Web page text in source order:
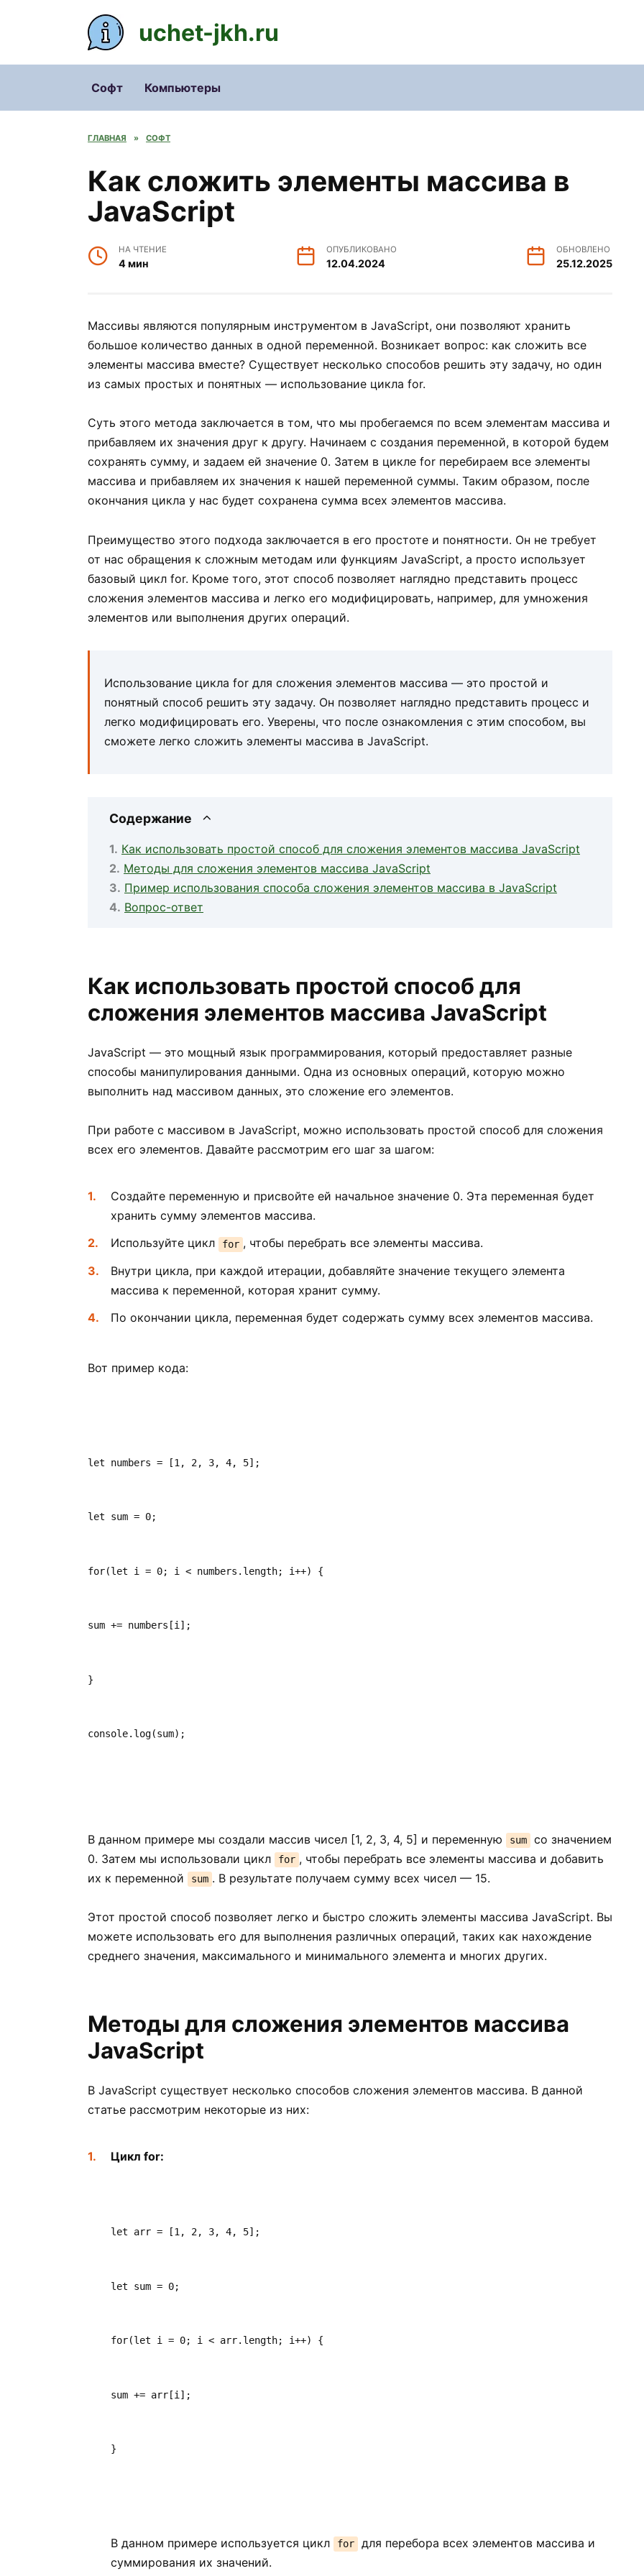
uchet-jkh.ru
Софт Компьютеры
ГЛАВНАЯ » СОФТ
Как сложить элементы массива в
JavaScript
НА ЧТЕНИЕ
4 мин
ОПУБЛИКОВАНО
12.04.2024
ОБНОВЛЕНО
25.12.2025
Массивы являются популярным инструментом в JavaScript, они позволяют хранить
большое количество данных в одной переменной. Возникает вопрос: как сложить все
элементы массива вместе? Существует несколько способов решить эту задачу, но один
из самых простых и понятных — использование цикла for.
Суть этого метода заключается в том, что мы пробегаемся по всем элементам массива и
прибавляем их значения друг к другу. Начинаем с создания переменной, в которой будем
сохранять сумму, и задаем ей значение 0. Затем в цикле for перебираем все элементы
массива и прибавляем их значения к нашей переменной суммы. Таким образом, после
окончания цикла у нас будет сохранена сумма всех элементов массива.
Преимущество этого подхода заключается в его простоте и понятности. Он не требует
от нас обращения к сложным методам или функциям JavaScript, а просто использует
базовый цикл for. Кроме того, этот способ позволяет наглядно представить процесс
сложения элементов массива и легко его модифицировать, например, для умножения
элементов или выполнения других операций.
Использование цикла for для сложения элементов массива — это простой и
понятный способ решить эту задачу. Он позволяет наглядно представить процесс и
легко модифицировать его. Уверены, что после ознакомления с этим способом, вы
сможете легко сложить элементы массива в JavaScript.
Содержание
Как использовать простой способ для сложения элементов массива JavaScript
Методы для сложения элементов массива JavaScript
Пример использования способа сложения элементов массива в JavaScript
Вопрос-ответ
Как использовать простой способ для
сложения элементов массива JavaScript
JavaScript — это мощный язык программирования, который предоставляет разные
способы манипулирования данными. Одна из основных операций, которую можно
выполнить над массивом данных, это сложение его элементов.
При работе с массивом в JavaScript, можно использовать простой способ для сложения
всех его элементов. Давайте рассмотрим его шаг за шагом:
Создайте переменную и присвойте ей начальное значение 0. Эта переменная будет
хранить сумму элементов массива.
Используйте цикл
for , чтобы перебрать все элементы массива.
Внутри цикла, при каждой итерации, добавляйте значение текущего элемента
массива к переменной, которая хранит сумму.
По окончании цикла, переменная будет содержать сумму всех элементов массива.
Вот пример кода:
let numbers = [1, 2, 3, 4, 5];
let sum = 0;
for(let i = 0; i < numbers.length; i++) {
sum += numbers[i];
}
console.log(sum);
В данном примере мы создали массив чисел [1, 2, 3, 4, 5] и переменную sum
со значением
0. Затем мы использовали цикл
for , чтобы перебрать все элементы массива и добавить
их к переменной
sum . В результате получаем сумму всех чисел — 15.
Этот простой способ позволяет легко и быстро сложить элементы массива JavaScript. Вы
можете использовать его для выполнения различных операций, таких как нахождение
среднего значения, максимального и минимального элемента и многих других.
Методы для сложения элементов массива
JavaScript
В JavaScript существует несколько способов сложения элементов массива. В данной
статье рассмотрим некоторые из них:
Цикл for:
let arr = [1, 2, 3, 4, 5];
let sum = 0;
for(let i = 0; i < arr.length; i++) {
sum += arr[i];
}
В данном примере используется цикл for
для перебора всех элементов массива и
суммирования их значений.